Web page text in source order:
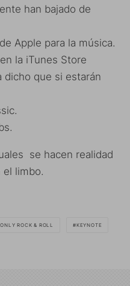
han bajado de
Apple para la música.
la iTunes Store
dicho que si estarán
se hacen realidad
el limbo.
ONLY ROCK & ROLL KEYNOTE